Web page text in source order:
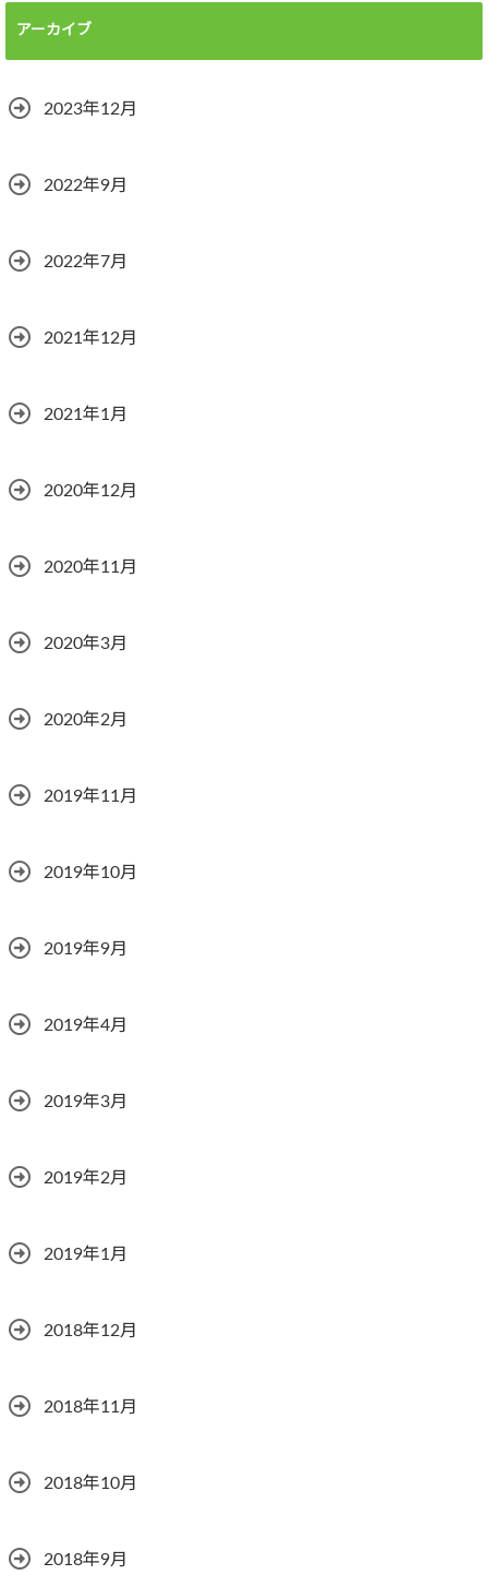
アーカイブ
2023年12月
2022年9月
2022年7月
2021年12月
2021年1月
2020年12月
2020年11月
2020年3月
2020年2月
2019年11月
2019年10月
2019年9月
2019年4月
2019年3月
2019年2月
2019年1月
2018年12月
2018年11月
2018年10月
2018年9月